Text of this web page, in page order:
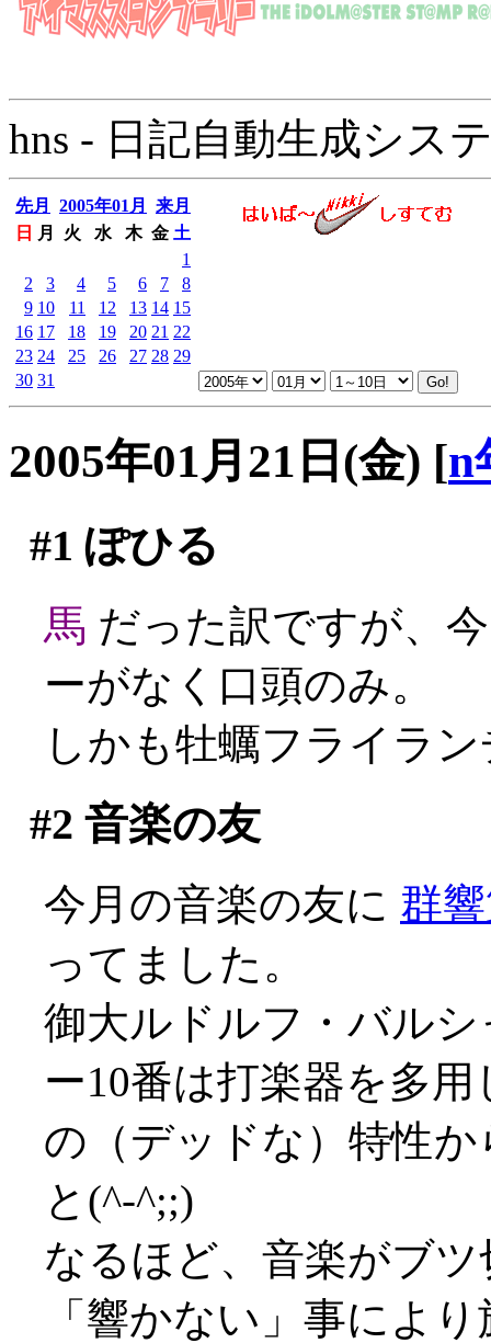
hns - 日記自動生成シス
先月 2005年01月
来月
日
月 火 水 木 金 土
1
2
3 4 5 6 7
8
9 10 11 12 13 14 15
16 17 18 19 20 21 22
23 24 25 26 27 28 29
30 31
2005年01月21日(金) [n
#1 ぽひる
馬 だった訳ですが、
ーがなく口頭のみ。
しかも牡蠣フライラ
#2 音楽の友
今月の音楽の友に 群
ってました。
御大ルドルフ・バル
ー10番は打楽器を多
の（デッドな）特性
と(^-^;;)
なるほど、音楽がブ
「響かない」事によ